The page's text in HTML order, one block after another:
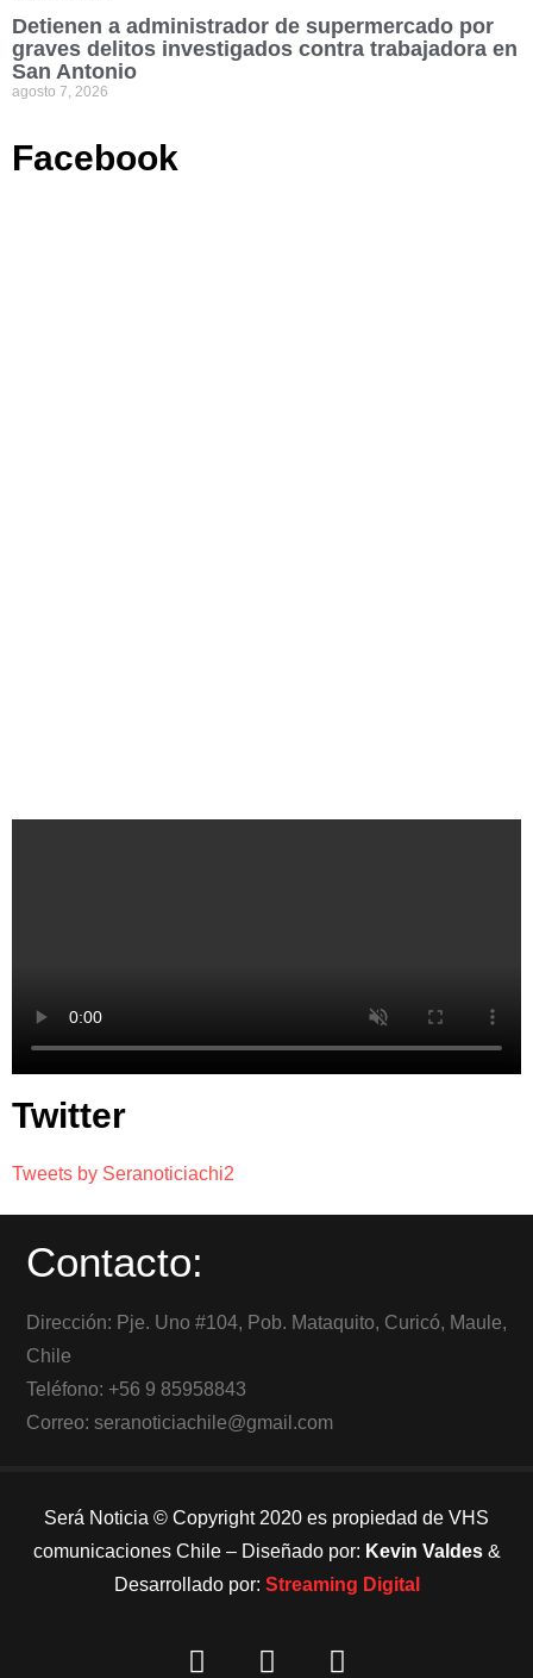
Detienen a administrador de supermercado por
graves delitos investigados contra trabajadora en
San Antonio
agosto 7, 2026
Facebook
Twitter
Tweets by Seranoticiachi2
Contacto:
Dirección: Pje. Uno #104, Pob. Mataquito, Curicó, Maule,
Chile
Teléfono: +56 9 85958843
Correo: seranoticiachile@gmail.com
Será Noticia © Copyright 2020 es propiedad de VHS
comunicaciones Chile – Diseñado por: Kevin Valdes&
Desarrollado por: Streaming Digital